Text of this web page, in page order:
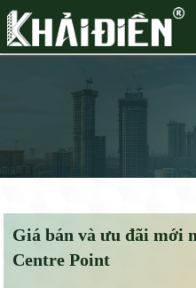
Giá bán và ưu đãi mới
Centre Point